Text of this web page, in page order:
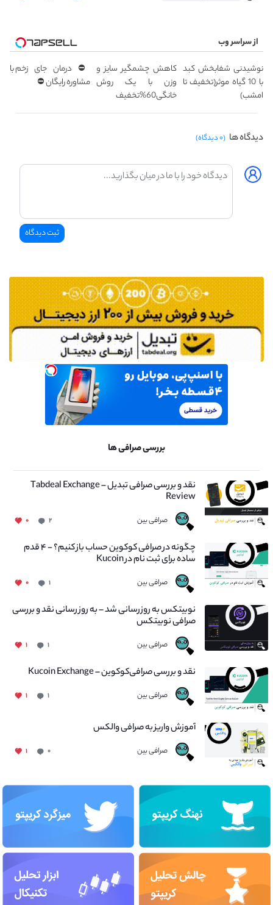
از سراسر وب
نوشیدنی شفابخش کبد
با 10 گیاه موثر(تخفیف تا
امشب)
کاهش چشمگیر سایز و
وزن با یک روش
خانگی60%تخفیف
⛔ درمان جای زخم با
مشاوره رایگان ⛔
دیدگاه ها (۰ دیدگاه)
بررسی صرافی ها
نقد و بررسی صرافی تبدیل – Tabdeal Exchange
Review
صرافی بین ۲ ۰
چگونه در صرافی کوکوین حساب باز کنیم؟ - ۴ قدم
ساده برای ثبت نام در Kucoin
صرافی بین ۱ ۰
نوبیتکس به روزرسانی شد – به روز رسانی نقد و بررسی
صرافی نوبیتکس
صرافی بین ۱ ۱
نقد و بررسی صرافی‌کوکوین – Kucoin Exchange
صرافی بین ۱ ۱
آموزش واریز به صرافی والکس
صرافی بین ۰ ۱